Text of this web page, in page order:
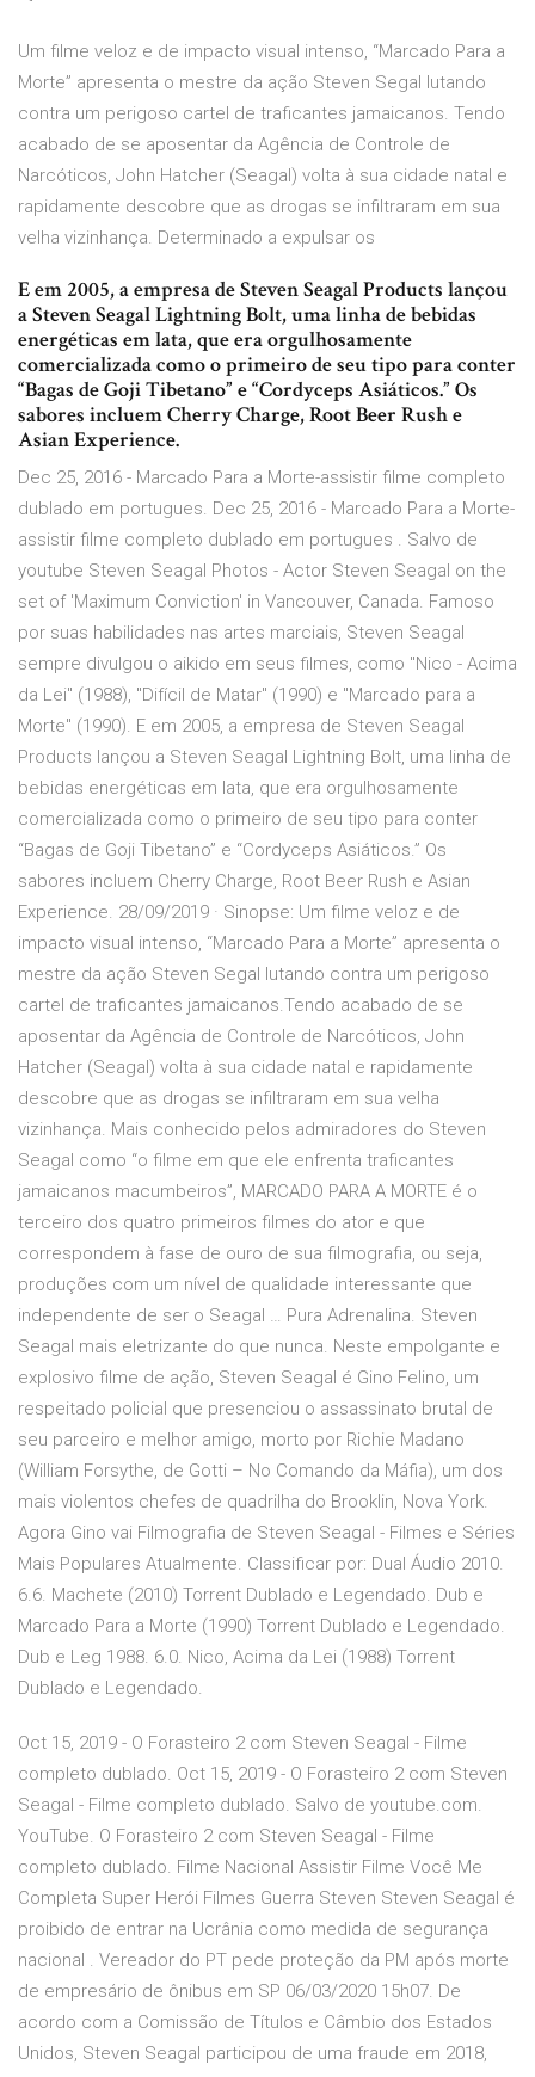
Um filme veloz e de impacto visual intenso, “Marcado Para a
Morte” apresenta o mestre da ação Steven Segal lutando
contra um perigoso cartel de traficantes jamaicanos. Tendo
acabado de se aposentar da Agência de Controle de
Narcóticos, John Hatcher (Seagal) volta à sua cidade natal e
rapidamente descobre que as drogas se infiltraram em sua
velha vizinhança. Determinado a expulsar os
E em 2005, a empresa de Steven Seagal Products lançou
a Steven Seagal Lightning Bolt, uma linha de bebidas
energéticas em lata, que era orgulhosamente
comercializada como o primeiro de seu tipo para conter
“Bagas de Goji Tibetano” e “Cordyceps Asiáticos.” Os
sabores incluem Cherry Charge, Root Beer Rush e
Asian Experience.
Dec 25, 2016 - Marcado Para a Morte-assistir filme completo
dublado em portugues. Dec 25, 2016 - Marcado Para a Morte-
assistir filme completo dublado em portugues . Salvo de
youtube Steven Seagal Photos - Actor Steven Seagal on the
set of 'Maximum Conviction' in Vancouver, Canada. Famoso
por suas habilidades nas artes marciais, Steven Seagal
sempre divulgou o aikido em seus filmes, como "Nico - Acima
da Lei" (1988), "Difícil de Matar" (1990) e "Marcado para a
Morte" (1990). E em 2005, a empresa de Steven Seagal
Products lançou a Steven Seagal Lightning Bolt, uma linha de
bebidas energéticas em lata, que era orgulhosamente
comercializada como o primeiro de seu tipo para conter
“Bagas de Goji Tibetano” e “Cordyceps Asiáticos.” Os
sabores incluem Cherry Charge, Root Beer Rush e Asian
Experience. 28/09/2019 · Sinopse: Um filme veloz e de
impacto visual intenso, “Marcado Para a Morte” apresenta o
mestre da ação Steven Segal lutando contra um perigoso
cartel de traficantes jamaicanos.Tendo acabado de se
aposentar da Agência de Controle de Narcóticos, John
Hatcher (Seagal) volta à sua cidade natal e rapidamente
descobre que as drogas se infiltraram em sua velha
vizinhança. Mais conhecido pelos admiradores do Steven
Seagal como “o filme em que ele enfrenta traficantes
jamaicanos macumbeiros”, MARCADO PARA A MORTE é o
terceiro dos quatro primeiros filmes do ator e que
correspondem à fase de ouro de sua filmografia, ou seja,
produções com um nível de qualidade interessante que
independente de ser o Seagal … Pura Adrenalina. Steven
Seagal mais eletrizante do que nunca. Neste empolgante e
explosivo filme de ação, Steven Seagal é Gino Felino, um
respeitado policial que presenciou o assassinato brutal de
seu parceiro e melhor amigo, morto por Richie Madano
(William Forsythe, de Gotti – No Comando da Máfia), um dos
mais violentos chefes de quadrilha do Brooklin, Nova York.
Agora Gino vai Filmografia de Steven Seagal - Filmes e Séries
Mais Populares Atualmente. Classificar por: Dual Áudio 2010.
6.6. Machete (2010) Torrent Dublado e Legendado. Dub e
Marcado Para a Morte (1990) Torrent Dublado e Legendado.
Dub e Leg 1988. 6.0. Nico, Acima da Lei (1988) Torrent
Dublado e Legendado.
Oct 15, 2019 - O Forasteiro 2 com Steven Seagal - Filme
completo dublado. Oct 15, 2019 - O Forasteiro 2 com Steven
Seagal - Filme completo dublado. Salvo de youtube.com.
YouTube. O Forasteiro 2 com Steven Seagal - Filme
completo dublado. Filme Nacional Assistir Filme Você Me
Completa Super Herói Filmes Guerra Steven Steven Seagal é
proibido de entrar na Ucrânia como medida de segurança
nacional . Vereador do PT pede proteção da PM após morte
de empresário de ônibus em SP 06/03/2020 15h07. De
acordo com a Comissão de Títulos e Câmbio dos Estados
Unidos, Steven Seagal participou de uma fraude em 2018,